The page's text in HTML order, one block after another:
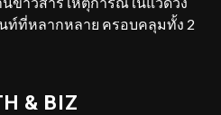
ท์ที่หลากหลาย ครอบคลุมทั้ง 2
& BIZ